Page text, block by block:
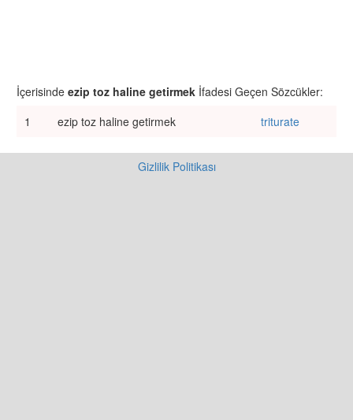
İçerisinde ezip toz haline getirmek İfadesi Geçen Sözcükler:
1
ezip toz haline getirmek triturate
Gizlilik Politikası